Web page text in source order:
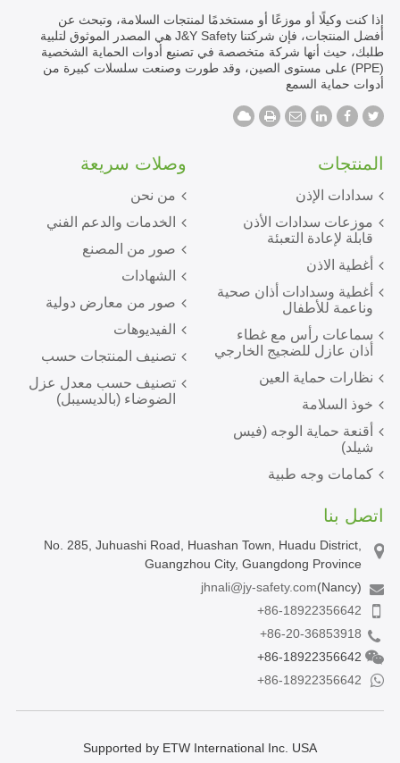
إذا كنت وكيلًا أو موزعًا أو مستخدمًا لمنتجات السلامة، وتبحث عن
أفضل المنتجات، فإن شركتنا J&Y Safety هي المصدر الموثوق لتلبية
طلبك، حيث أنها شركة متخصصة في تصنيع أدوات الحماية الشخصية
(PPE) على مستوى الصين، وقد طورت وصنعت سلسلات كبيرة من
أدوات حماية السمع
وصلات سريعة
من نحن
الخدمات والدعم الفني
صور من المصنع
الشهادات
صور من معارض دولية
الفيديوهات
تصنيف المنتجات حسب
تصنيف حسب معدل عزل
الضوضاء (بالديسيبل)
المنتجات
سدادات الإذن
موزعات سدادات الأذن
قابلة لإعادة التعبئة
أغطية الاذن
أغطية وسدادات أذان صحية
وناعمة للأطفال
سماعات رأس مع غطاء
أذان عازل للضجيج الخارجي
نظارات حماية العين
خوذ السلامة
أقنعة حماية الوجه (فيس
شيلد)
كمامات وجه طبية
اتصل بنا
No. 285, Juhuashi Road, Huashan Town, Huadu District,
Guangzhou City, Guangdong Province
jhnali@jy-safety.com(Nancy)
+86-18922356642
+86-20-36853918
+86-18922356642
+86-18922356642
Supported by ETW International Inc. USA